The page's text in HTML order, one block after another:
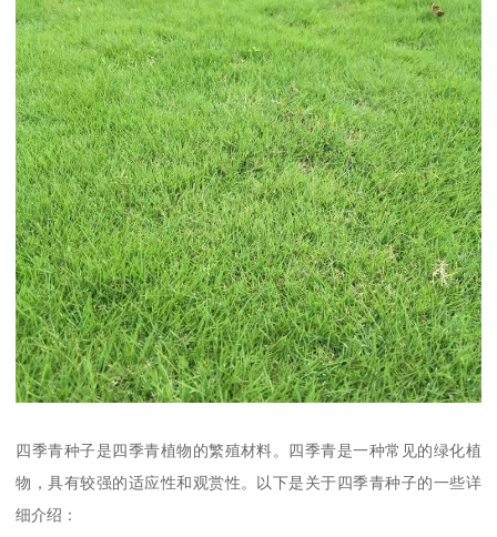
四季青种子是四季青植物的繁殖材料。四季青是一种常见的绿化植
物，具有较强的适应性和观赏性。以下是关于四季青种子的一些详
细介绍：